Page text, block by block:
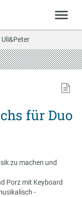
für Duo
zu machen und
Porz mit Keyboard
-